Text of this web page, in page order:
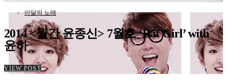
이달의 노래
2014 <월간 윤종신> 7월호 ‘Bat Girl’ with
윤하
VIEW POST